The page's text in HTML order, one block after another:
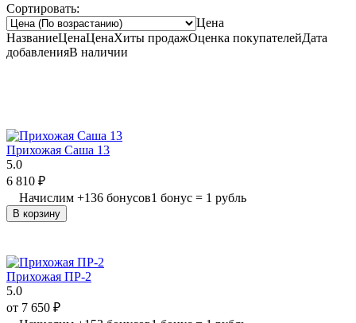
Сортировать:
Цена
НазваниеЦенаЦенаХиты продажОценка покупателейДата
добавленияВ наличии
Прихожая Саша 13
5.0
6 810 ₽
Начислим +136 бонусов1 бонус = 1 рубль
В корзину
Прихожая ПР-2
5.0
от 7 650 ₽